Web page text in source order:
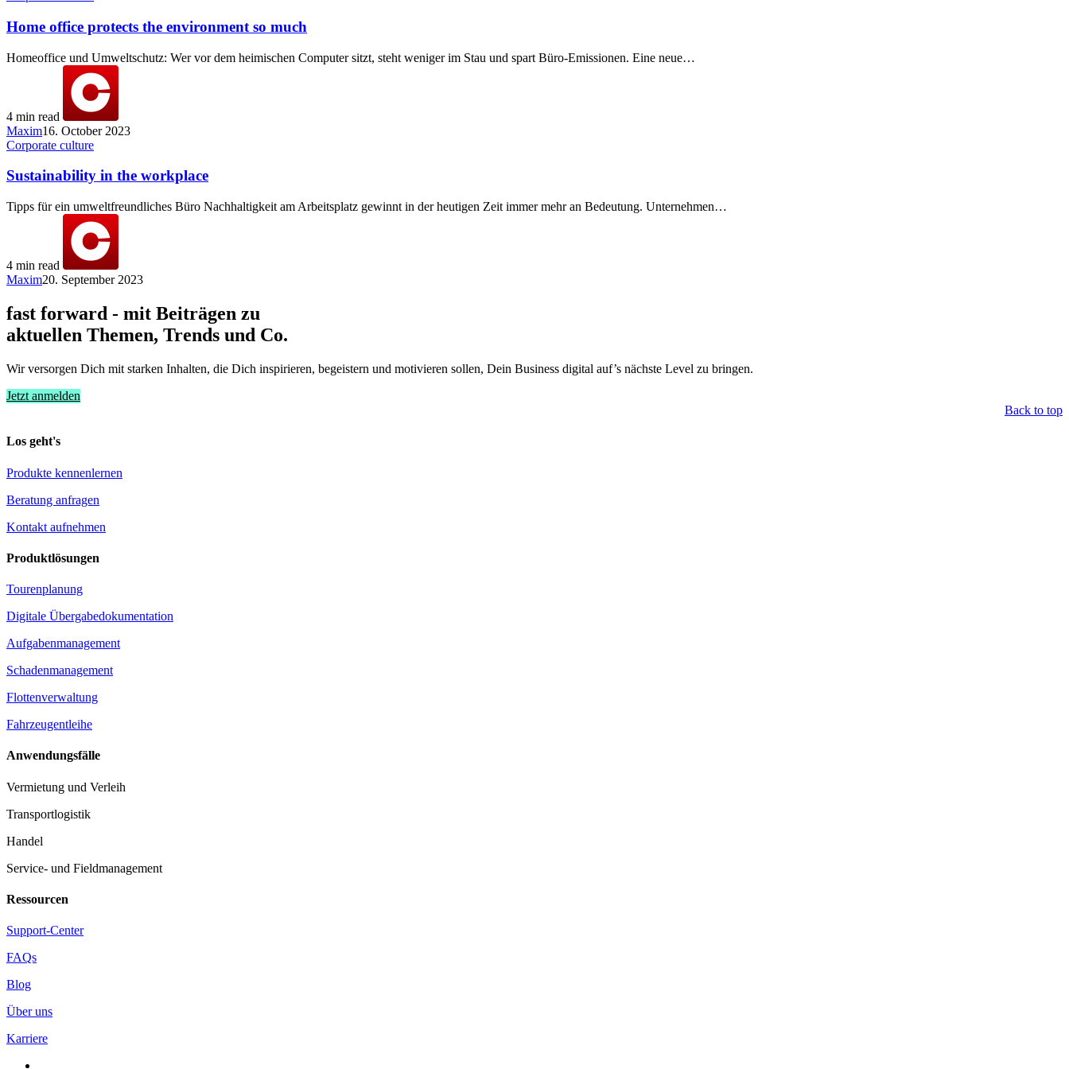
Home office protects the environment so much
Homeoffice und Umweltschutz: Wer vor dem heimischen Computer sitzt, steht weniger im Stau und spart Büro-Emissionen. Eine neue…
4 min read
Maxim16. October 2023
Corporate culture
Sustainability in the workplace
Tipps für ein umweltfreundliches Büro Nachhaltigkeit am Arbeitsplatz gewinnt in der heutigen Zeit immer mehr an Bedeutung. Unternehmen…
4 min read
Maxim20. September 2023
fast forward - mit Beiträgen zu
aktuellen Themen, Trends und Co.
Wir versorgen Dich mit starken Inhalten, die Dich inspirieren, begeistern und motivieren sollen, Dein Business digital auf’s nächste Level zu bringen.
Jetzt anmelden
Back to top
Los geht's
Produkte kennenlernen
Beratung anfragen
Kontakt aufnehmen
Produktlösungen
Tourenplanung
Digitale Übergabedokumentation
Aufgabenmanagement
Schadenmanagement
Flottenverwaltung
Fahrzeugentleihe
Anwendungsfälle
Vermietung und Verleih
Transportlogistik
Handel
Service- und Fieldmanagement
Ressourcen
Support-Center
FAQs
Blog
Über uns
Karriere